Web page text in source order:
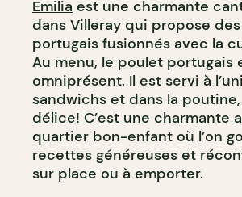
Emilia est une charmante
dans Villeray qui propose
portugais fusionnés avec la
Au menu, le poulet portugais
omniprésent. Il est servi à
sandwichs et dans la
délice! C’est une charmante
quartier bon-enfant où l’on
recettes généreuses et
sur place ou à emporter.